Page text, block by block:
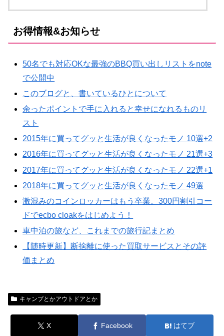
お得情報&お知らせ
50名でも対応OKな最強のBBQ買い出しリストをnote
で公開中
このブログと、書いているひとについて
余ったポイントで手に入れると幸せになれるものリ
スト
2015年に買ってグッと生活が良くなったモノ 10選+2
2016年に買ってグッと生活が良くなったモノ 21選+3
2017年に買ってグッと生活が良くなったモノ 22選+1
2018年に買ってグッと生活が良くなったモノ 49選
激混みのコインロッカーはもう卒業。300円割引コー
ドでecbo cloakをはじめよう！
車中泊の旅など、これまでの旅行記まとめ
【随時更新】断捨離に使った買取サービスとその評
価まとめ
キャンプとかアウトドアとか
X Facebook はてブ